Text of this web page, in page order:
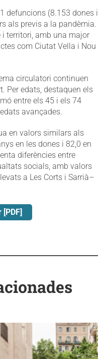
defuncions (8.153 dones i
als previs a la pandèmia.
i territori, amb una major
com Ciutat Vella i Nou
circulatori continuen
Per edats, destaquen els
entre els 45 i els 74
avançades.
en valors similars als
en les dones i 82,0 en
diferències entre
socials, amb valors
a Les Corts i Sarrià–